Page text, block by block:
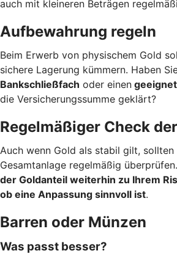
auch mit kleineren Beträgen
Aufbewahrung regeln
Beim Erwerb von physischem Gold
sichere Lagerung kümmern. Haben
Bankschließfach oder einen
die Versicherungssumme geklärt?
Regelmäßiger Check
Auch wenn Gold als stabil gilt, sollten
Gesamtanlage regelmäßig
der Goldanteil weiterhin zu Ihrem
ob eine Anpassung sinnvoll ist.
Barren oder Münzen
Was passt besser?